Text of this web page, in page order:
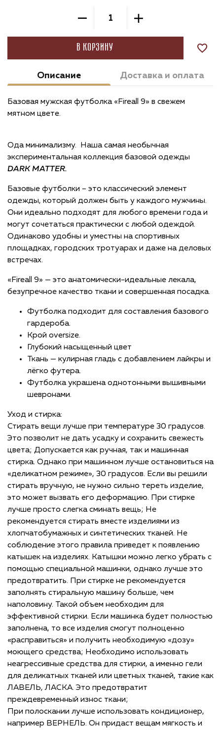
В корзину
Описание Доставка и оплата
Базовая мужская футболка «Fireall 9» в свежем
мятном цвете.
Ода минимализму. Наша самая необычная
экспериментальная коллекция базовой одежды
DARK MATTER.
Базовые футболки – это классический элемент
одежды, который должен быть у каждого мужчины.
Они идеально подходят для любого времени года и
могут сочетаться практически с любой одеждой.
Одинаково удобны и уместны на спортивных
площадках, городских тротуарах и даже на деловых
встречах.
«Fireall 9» — это анатомически-идеальные лекала,
безупречное качество ткани и совершенная посадка.
Футболка подходит для составления базового
гардероба.
Крой oversize.
Глубокий насыщенный цвет
Ткань — кулирная гладь с добавлением лайкры и
лёгко футера.
Футболка украшена однотонными вышивными
шевронами.
Уход и стирка:
Стирать вещи лучше при температуре 30 градусов.
Это позволит не дать усадку и сохранить свежесть
цвета; Допускается как ручная, так и машинная
стирка. Однако при машинном лучше остановиться на
«деликатном режиме», 30 градусов. Если вы решили
стирать вручную, не нужно сильно тереть изделие,
это может вызвать его деформацию. При стирке
лучше просто слегка сминать вещь; Не
рекомендуется стирать вместе изделиями из
хлопчатобумажных и синтетических тканей. Не
соблюдение этого правила приведет к появлению
катышек на изделиях. Катышки можно легко убрать с
помощью специальной машинки, однако лучше это
предотвратить. При стирке не рекомендуется
заполнять стиральную машину больше, чем
наполовину. Такой объем необходим для
эффективной стирки. Если машинка будет полностью
заполнена, то все изделия смогут полноценно
«расправиться» и получить необходимую «дозу»
моющего средства; Необходимо использовать
неагрессивные средства для стирки, а именно гели
для деликатных тканей или цветных тканей, такие как
ЛАВЕЛЬ, ЛАСКА. Это предотвратит
преждевременный износ ткани;
При полоскании лучше использовать кондиционер,
например ВЕРНЕЛЬ. Он придаст вещам мягкость и